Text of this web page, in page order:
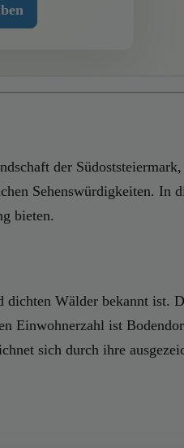
der
Sehenswürdigkeiten. In
bieten.
Wälder bekannt ist.
Einwohnerzahl ist
sich durch ihre